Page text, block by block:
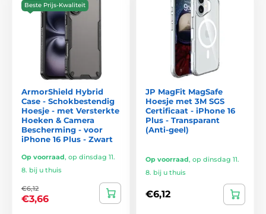
Beste Prijs-Kwaliteit
ArmorShield Hybrid
Case - Schokbestendig
Hoesje - met Versterkte
Hoeken & Camera
Bescherming - voor
iPhone 16 Plus - Zwart
Op voorraad, op dinsdag 11.
8. bij u thuis
€6,12
€3,66
JP MagFit MagSafe
Hoesje met 3M SGS
Certificaat - iPhone 16
Plus - Transparant
(Anti-geel)
Op voorraad, op dinsdag 11.
8. bij u thuis
€6,12